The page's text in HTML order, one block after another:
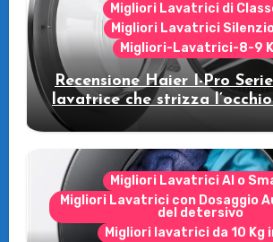
Migliori Lavatrici di
Migliori Lavatrici
Migliori-Lavatrici-8-9
Recensione Haier I-Pro
lavatrice che strizza
Migliori Lavatrici AI o
Migliori Lavatrici con Dosaggio
del detersivo
Migliori lavatrici da 10 Kg